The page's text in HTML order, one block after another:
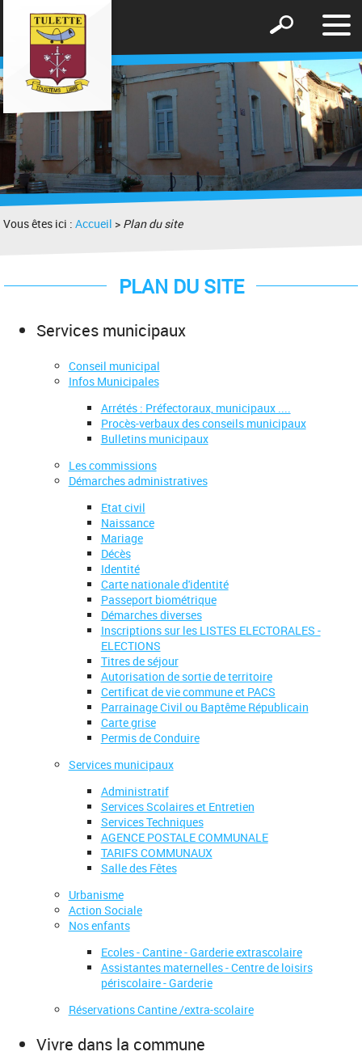
le
Afficher
formulaire
de
recherche
Vous êtes ici :Accueil > Plan du site
PLAN DU SITE
Services municipaux
Conseil municipal
Infos Municipales
Arrétés : Préfectoraux, municipaux ....
Procès-verbaux des conseils municipaux
Bulletins municipaux
Les commissions
Démarches administratives
Etat civil
Naissance
Mariage
Décès
Identité
Carte nationale d'identité
Passeport biométrique
Démarches diverses
Inscriptions sur les LISTES ELECTORALES -
ELECTIONS
Titres de séjour
Autorisation de sortie de territoire
Certificat de vie commune et PACS
Parrainage Civil ou Baptême Républicain
Carte grise
Permis de Conduire
Services municipaux
Administratif
Services Scolaires et Entretien
Services Techniques
AGENCE POSTALE COMMUNALE
TARIFS COMMUNAUX
Salle des Fêtes
Urbanisme
Action Sociale
Nos enfants
Ecoles - Cantine - Garderie extrascolaire
Assistantes maternelles - Centre de loisirs
périscolaire - Garderie
Réservations Cantine /extra-scolaire
Vivre dans la commune